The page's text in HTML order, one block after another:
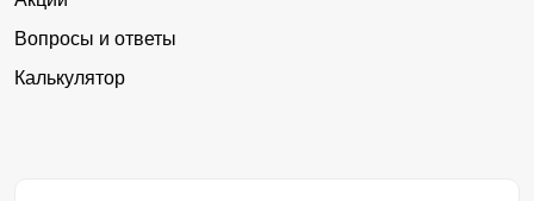
Вопросы и ответы
Калькулятор